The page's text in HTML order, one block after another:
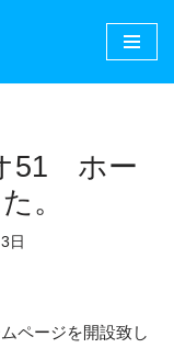
51 ホー
。
日
ページを開設致し